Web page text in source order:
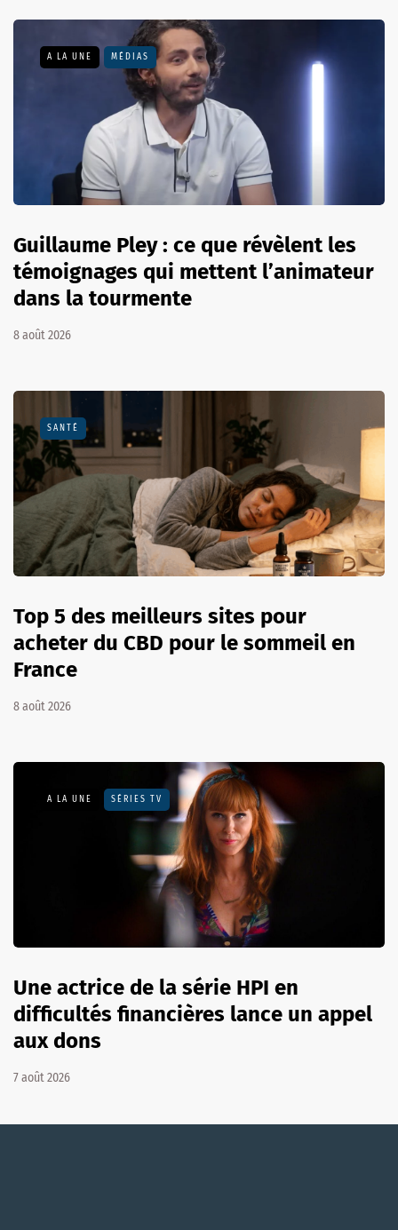
A LA UNE MÉDIAS
Guillaume Pley : ce que révèlent les
témoignages qui mettent l’animateur
dans la tourmente
8 août 2026
SANTÉ
Top 5 des meilleurs sites pour
acheter du CBD pour le sommeil en
France
8 août 2026
A LA UNE SÉRIES TV
Une actrice de la série HPI en
difficultés financières lance un appel
aux dons
7 août 2026